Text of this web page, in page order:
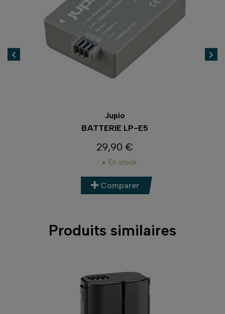
Jupio
BATTERIE LP-E5
Prix
29,90 €
En stock
Comparer
Produits similaires